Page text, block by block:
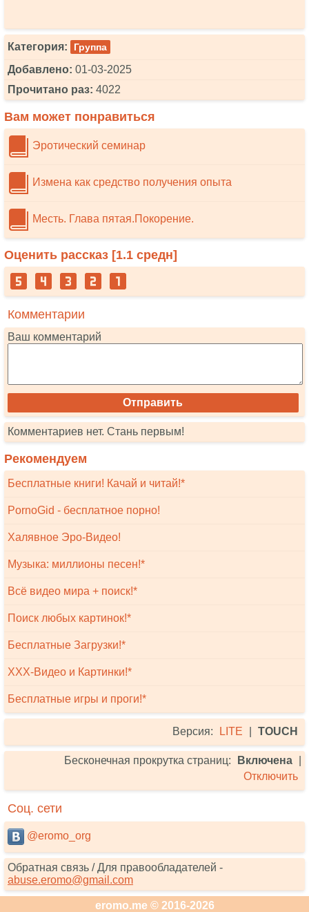
Категория: Группа
Добавлено: 01-03-2025
Прочитано раз: 4022
Вам может понравиться
Эротический семинар
Измена как средство получения опыта
Месть. Глава пятая.Покорение.
Оценить рассказ [1.1 средн]
Комментарии
Ваш комментарий
Комментариев нет. Стань первым!
Рекомендуем
Бесплатные книги! Качай и читай!*
PornoGid - бесплатное порно!
Халявное Эро-Видео!
Музыка: миллионы песен!*
Всё видео мира + поиск!*
Поиск любых картинок!*
Бесплатные Загрузки!*
XXX-Видео и Картинки!*
Бесплатные игры и проги!*
Версия: LITE TOUCH
Бесконечная прокрутка страниц: Включена
Отключить
Соц. сети
@eromo_org
Обратная связь / Для правообладателей -
abuse.eromo@gmail.com
eromo.me © 2016-2026